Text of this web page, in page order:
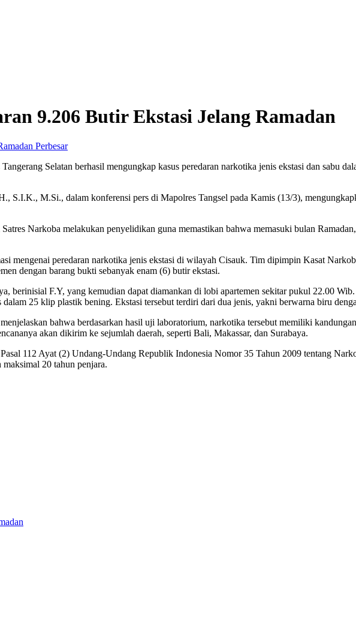
9.206 Butir Ekstasi Jelang Ramadan
Perbesar
Selatan berhasil mengungkap kasus peredaran narkotika jenis ekstasi dan sabu
S.I.K., M.Si., dalam konferensi pers di Mapolres Tangsel pada Kamis (13/3),
Narkoba melakukan penyelidikan guna memastikan bahwa memasuki bulan
mengenai peredaran narkotika jenis ekstasi di wilayah Cisauk. Tim dipimpin Kasat
dengan barang bukti sebanyak enam (6) butir ekstasi.
berinisial F.Y, yang kemudian dapat diamankan di lobi apartemen sekitar pukul 22.00
25 klip plastik bening. Ekstasi tersebut terdiri dari dua jenis, yakni berwarna biru
bahwa berdasarkan hasil uji laboratorium, narkotika tersebut memiliki
akan dikirim ke sejumlah daerah, seperti Bali, Makassar, dan Surabaya.
112 Ayat (2) Undang-Undang Republik Indonesia Nomor 35 Tahun 2009 tentang
20 tahun penjara.